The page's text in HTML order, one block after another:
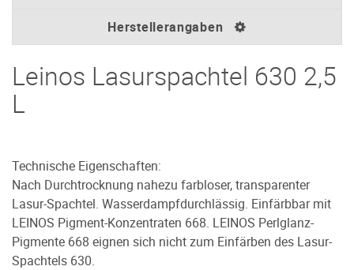
Herstellerangaben
Leinos Lasurspachtel 630 2,5
L
Technische Eigenschaften:
Nach Durchtrocknung nahezu farbloser, transparenter
Lasur-Spachtel. Wasserdampfdurchlässig. Einfärbbar mit
LEINOS Pigment-Konzentraten 668. LEINOS Perlglanz-
Pigmente 668 eignen sich nicht zum Einfärben des Lasur-
Spachtels 630.